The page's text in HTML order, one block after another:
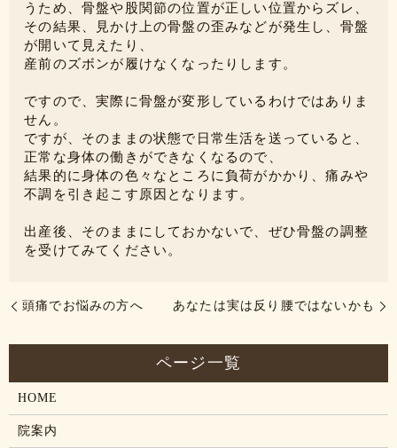
うため、骨盤や股関節の位置が正しい位置からズレ、
その結果、見かけ上の骨盤の歪みなどが発生し、骨盤
が開いて見えたり、
産前のズボンが履けなくなったりします。
ですので、実際に骨盤が変形しているわけではありま
せん。
ですが、そのままの状態で日常生活を送っていると、
正常な身体の働きができなくなるので、
結果的に身体の色々なところに負荷がかかり、痛みや
不調を引き起こす原因となります。
出産後、そのままにしておかないで、ぜひ骨盤の調整
を受けてみてください。
頭痛でお悩みの方へ あなたは実は反り腰ではないかも
HOME
院案内